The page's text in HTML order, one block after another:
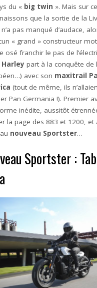
du « big twin ». Mais sur
que la sortie de la
pas manqué d’audace,
« grand » constructeur
osé franchir le pas de
Harley part à la conquête de
avec son maxitrail
(tout de même, ils
Pan Germania !). Premier
inédite, aussitôt
la page des 883 et 1200, et
nouveau Sportster…
Sportster :